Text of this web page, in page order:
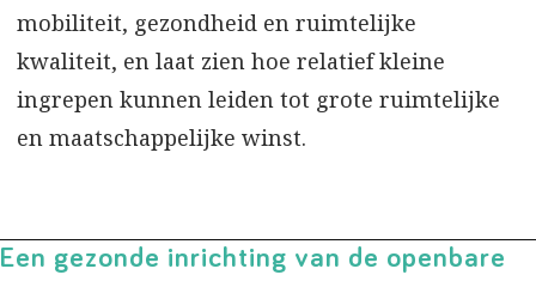
mobiliteit, gezondheid en ruimtelijke
kwaliteit, en laat zien hoe relatief kleine
ingrepen kunnen leiden tot grote ruimtelijke
en maatschappelijke winst.
Een gezonde inrichting van de openbare